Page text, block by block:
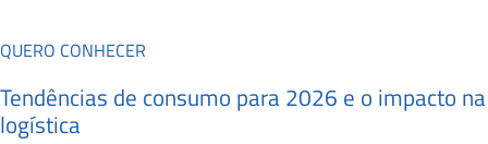
QUERO CONHECER
Tendências de consumo para 2026 e o impacto na
logística